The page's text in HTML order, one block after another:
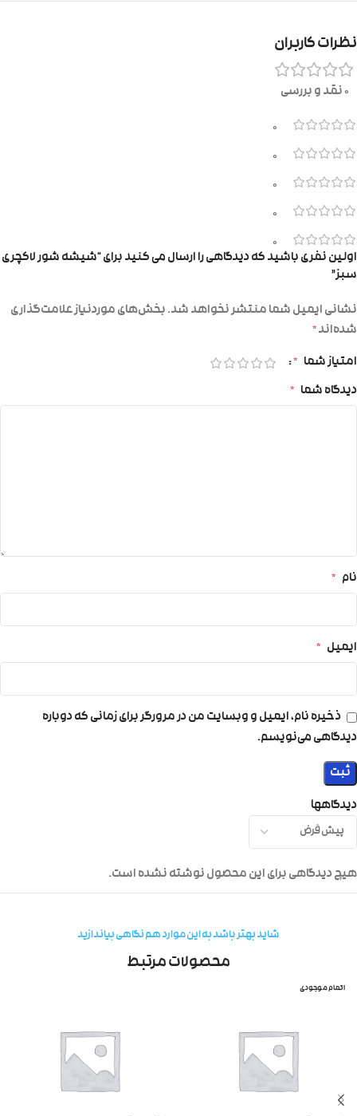
نظرات کاربران
0 نقد و بررسی
0
0
0
0
0
دیدگاهها
هیچ دیدگاهی برای این محصول نوشته نشده است.
اولین نفری باشید که دیدگاهی را ارسال می کنید برای “شیشه شور لاکچری
سبز”
نشانی ایمیل شما منتشر نخواهد شد.بخش‌های موردنیاز علامت‌گذاری
شده‌اند*
امتیاز شما *
دیدگاه شما *
نام *
ایمیل *
ذخیره نام، ایمیل و وبسایت من در مرورگر برای زمانی که دوباره
دیدگاهی می‌نویسم.
شاید بهتر باشد به این موارد هم نگاهی بیاندازید
محصولات مرتبط
اتمام موجودی